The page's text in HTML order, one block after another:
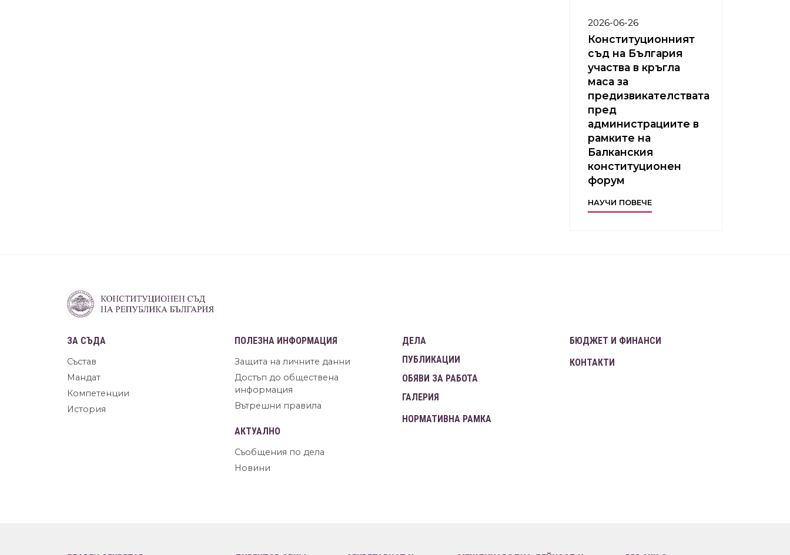
2026-06-26
Конституционният
съд на България
участва в кръгла
маса за
предизвикателствата
пред
администрациите в
рамките на
Балканския
конституционен
форум
НАУЧИ ПОВЕЧЕ
ЗА СЪДА
Състав
Мандат
Компетенции
История
ПОЛЕЗНА ИНФОРМАЦИЯ
Защита на личните данни
Достъп до обществена
информация
Вътрешни правила
АКТУАЛНО
Съобщения по дела
Новини
ДЕЛА
ПУБЛИКАЦИИ
ОБЯВИ ЗА РАБОТА
ГАЛЕРИЯ
НОРМАТИВНА РАМКА
БЮДЖЕТ И ФИНАНСИ
КОНТАКТИ